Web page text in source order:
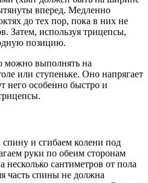
вперед. Медленно
до тех пор, пока в них не
Затем, используя трицепсы,
позицию.
можно выполнять на
или ступеньке. Оно напрягает
особенно быстро и
и сгибаем колени под
руки по обеим сторонам
сантиметров от пола
часть спины не должна